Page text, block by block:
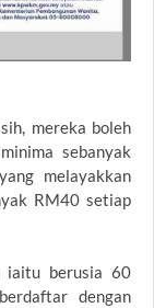
mereka boleh
sebanyak
melayakkan
RM40 setiap
iaitu berusia 60
dengan